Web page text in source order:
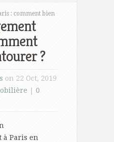
: comment bien
?
on 22 Oct, 2019
0
à Paris en